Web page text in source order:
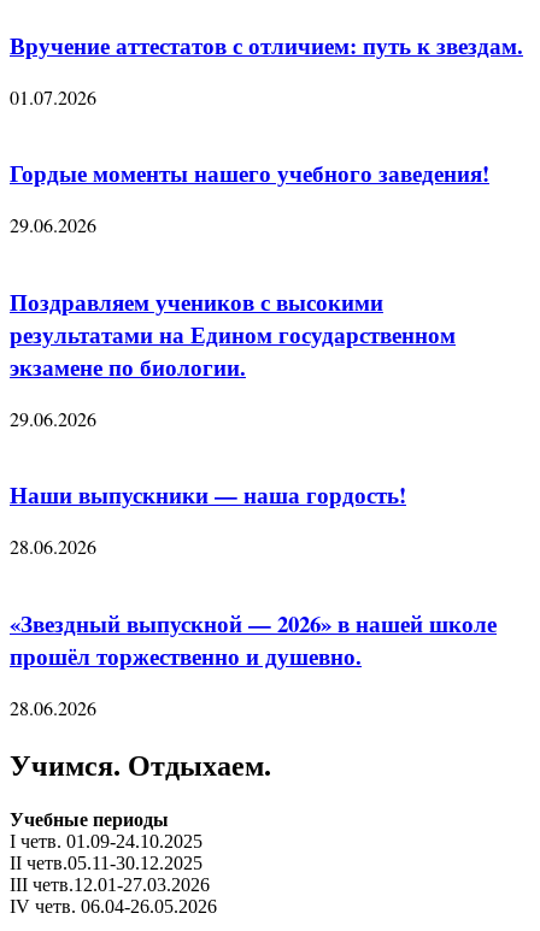
Вручение аттестатов с отличием: путь к звездам.
01.07.2026
Гордые моменты нашего учебного заведения!
29.06.2026
Поздравляем учеников с высокими
результатами на Едином государственном
экзамене по биологии.
29.06.2026
Наши выпускники — наша гордость!
28.06.2026
«Звездный выпускной — 2026» в нашей школе
прошёл торжественно и душевно.
28.06.2026
Учимся. Отдыхаем.
Учебные периоды
I четв. 01.09-24.10.2025
II четв.05.11-30.12.2025
III четв.12.01-27.03.2026
IV четв. 06.04-26.05.2026